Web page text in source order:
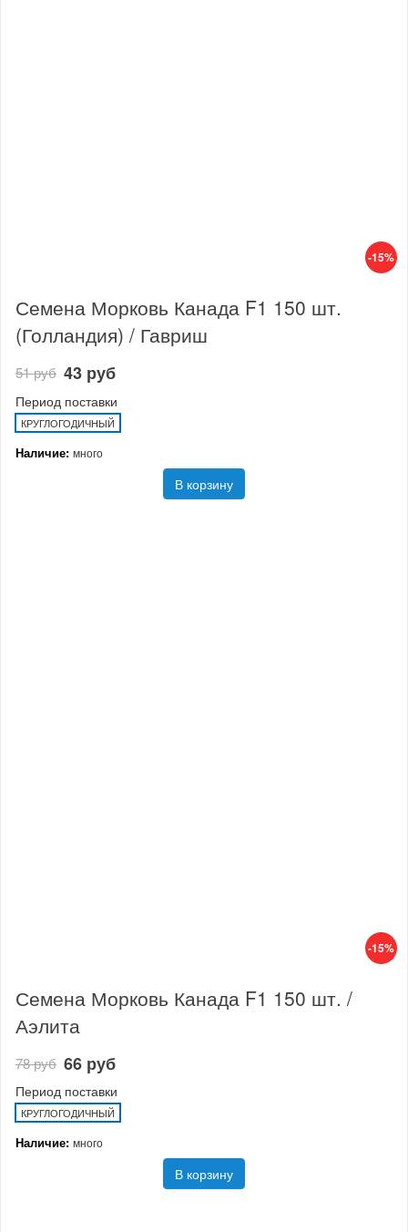
-15%
Семена Морковь Канада F1 150 шт.
(Голландия) / Гавриш
51 руб 43 руб
Период поставки
КРУГЛОГОДИЧНЫЙ
Наличие: много
В корзину
-15%
Семена Морковь Канада F1 150 шт. /
Аэлита
78 руб 66 руб
Период поставки
КРУГЛОГОДИЧНЫЙ
Наличие: много
В корзину